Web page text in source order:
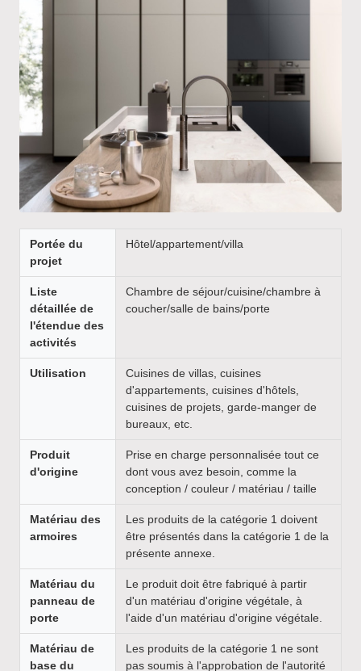
Portée du
projet
Hôtel/appartement/villa
Liste
détaillée de
l'étendue des
activités
Chambre de séjour/cuisine/chambre à
coucher/salle de bains/porte
Utilisation
Cuisines de villas, cuisines
d'appartements, cuisines d'hôtels,
cuisines de projets, garde-manger de
bureaux, etc.
Produit
d'origine
Prise en charge personnalisée tout ce
dont vous avez besoin, comme la
conception / couleur / matériau / taille
Matériau des
armoires
Les produits de la catégorie 1 doivent
être présentés dans la catégorie 1 de la
présente annexe.
Matériau du
panneau de
porte
Le produit doit être fabriqué à partir
d'un matériau d'origine végétale, à
l'aide d'un matériau d'origine végétale.
Matériau de
base du
Les produits de la catégorie 1 ne sont
pas soumis à l'approbation de l'autorité